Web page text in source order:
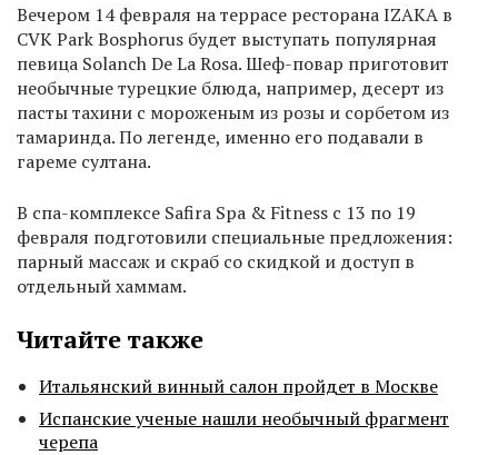
Вечером 14 февраля на террасе ресторана IZAKA в
CVK Park Bosphorus будет выступать популярная
певица Solanch De La Rosa. Шеф-повар приготовит
необычные турецкие блюда, например, десерт из
пасты тахини с мороженым из розы и сорбетом из
тамаринда. По легенде, именно его подавали в
гареме султана.
В спа-комплексе Safira Spa & Fitness с 13 по 19
февраля подготовили специальные предложения:
парный массаж и скраб со скидкой и доступ в
отдельный хаммам.
Читайте также
Итальянский винный салон пройдет в Москве
Испанские ученые нашли необычный фрагмент
черепа